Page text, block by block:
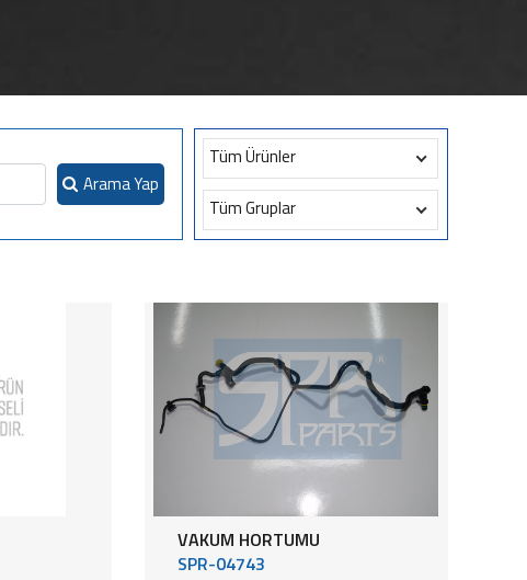
Arama Yap
Tüm Ürünler
Tüm Gruplar
VAKUM HORTUMU
SPR-04743